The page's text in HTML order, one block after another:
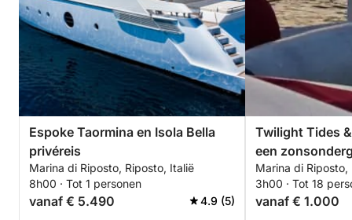
Espoke Taormina en Isola Bella
privéreis
Marina di Riposto, Riposto, Italië
8h00 · Tot 1 personen
vanaf € 5.490 4.9 (5)
Twilight Tides
een
baai van
Marina di Riposto,
3h00 · Tot 18
vanaf € 1.000